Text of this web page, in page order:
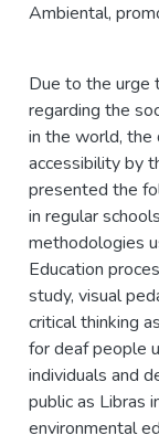
Ambiental,
Due to the urge
regarding the
in the world, the
accessibility by
presented the
in regular
methodologies
Education
study, visual
critical thinking
for deaf people
individuals and
public as Libras
environmental